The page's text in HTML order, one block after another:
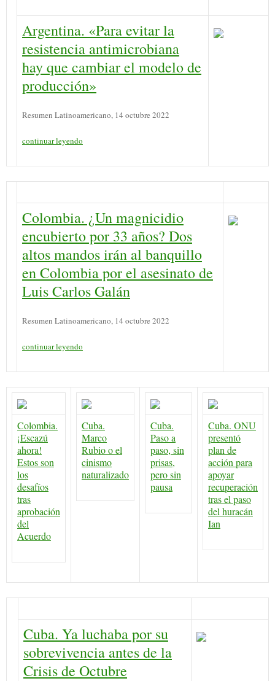
Argentina. «Para evitar la
resistencia antimicrobiana
hay que cambiar el modelo de
producción»
Resumen Latinoamericano, 14 octubre 2022
continuar leyendo
Colombia. ¿Un magnicidio
encubierto por 33 años? Dos
altos mandos irán al banquillo
en Colombia por el asesinato de
Luis Carlos Galán
Resumen Latinoamericano, 14 octubre 2022
continuar leyendo
Colombia.
¡Escazú
ahora!
Estos son
los
desafíos
tras
aprobación
del
Acuerdo
Cuba.
Marco
Rubio o el
cinismo
naturalizado
Cuba.
Paso a
paso, sin
prisas,
pero sin
pausa
Cuba. ONU
presentó
plan de
acción para
apoyar
recuperación
tras el paso
del huracán
Ian
Cuba. Ya luchaba por su
sobrevivencia antes de la
Crisis de Octubre